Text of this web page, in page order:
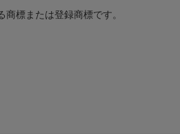
標または登録商標です。